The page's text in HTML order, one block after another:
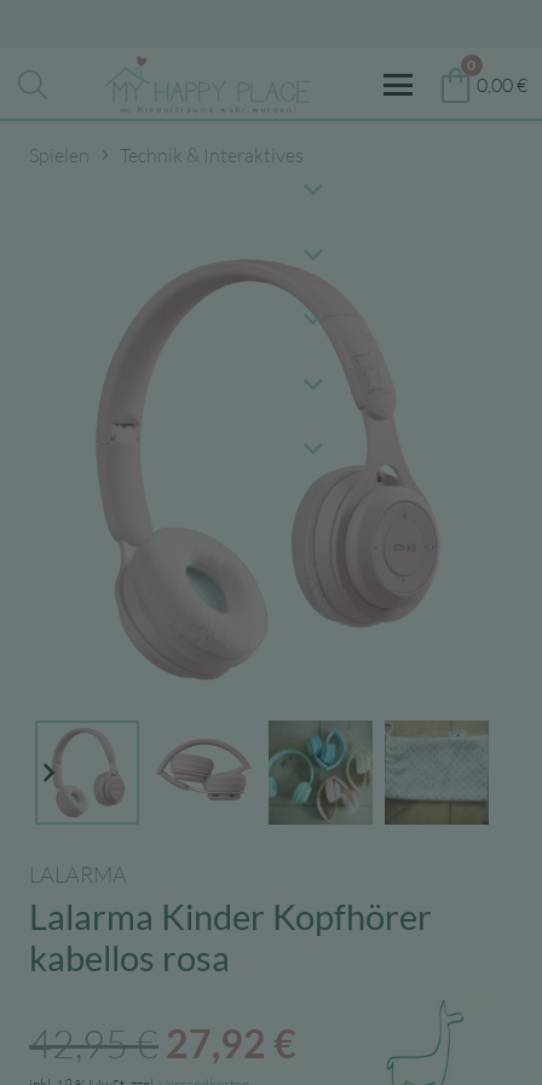
0
0,00€
Spielen Technik & Interaktives
LALARMA
Lalarma Kinder Kopfhörer
kabellos rosa
42,95€ Ursprünglicher
27,92 € Aktueller